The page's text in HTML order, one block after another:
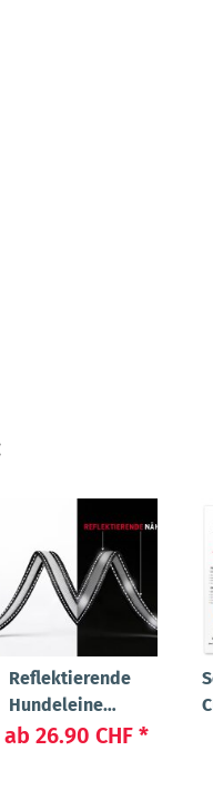
Reflektierende
Hundeleine
"Manager"
ab 26.90 CHF *